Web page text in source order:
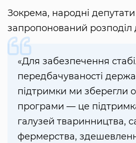
Зокрема, народні
запропонований розподіл
«Для забезпечення
передбачуваності
підтримки ми зберегли
програми — це
галузей тваринництва,
фермерства,